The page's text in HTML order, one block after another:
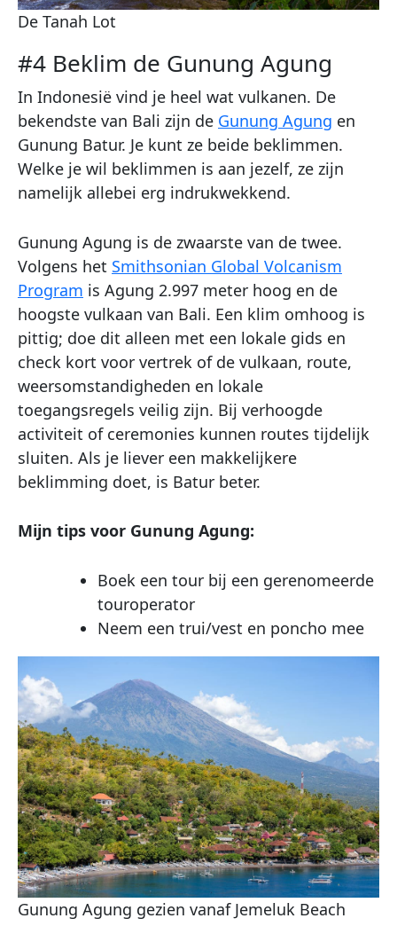
De Tanah Lot
#4 Beklim de Gunung Agung
In Indonesië vind je heel wat vulkanen. De
bekendste van Bali zijn de Gunung Agung en
Gunung Batur. Je kunt ze beide beklimmen.
Welke je wil beklimmen is aan jezelf, ze zijn
namelijk allebei erg indrukwekkend.
Gunung Agung is de zwaarste van de twee.
Volgens het Smithsonian Global Volcanism
Program is Agung 2.997 meter hoog en de
hoogste vulkaan van Bali. Een klim omhoog is
pittig; doe dit alleen met een lokale gids en
check kort voor vertrek of de vulkaan, route,
weersomstandigheden en lokale
toegangsregels veilig zijn. Bij verhoogde
activiteit of ceremonies kunnen routes tijdelijk
sluiten. Als je liever een makkelijkere
beklimming doet, is Batur beter.
Mijn tips voor Gunung Agung:
Boek een tour bij een gerenomeerde
touroperator
Neem een trui/vest en poncho mee
Gunung Agung gezien vanaf Jemeluk Beach